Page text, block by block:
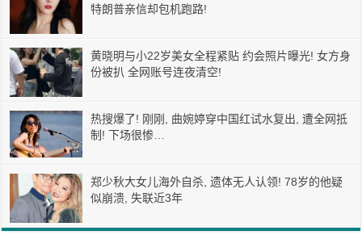
特朗普亲信却包机跑路!
黄晓明与小22岁美女全程紧贴 约会照片曝光! 女方身
份被扒 全网账号连夜清空!
热搜爆了! 刚刚, 曲婉婷穿中国红试水复出, 遭全网抵
制! 下场很惨…
郑少秋大女儿海外自杀, 遗体无人认领! 78岁的他疑
似崩溃, 失联近3年